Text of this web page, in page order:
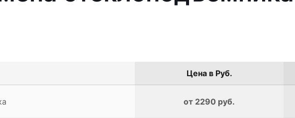
Цена в Руб.
от 2290 руб.